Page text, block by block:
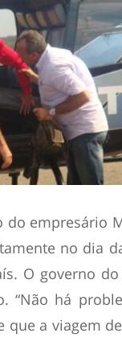
empresário
no dia
O governo
“Não há
a viagem